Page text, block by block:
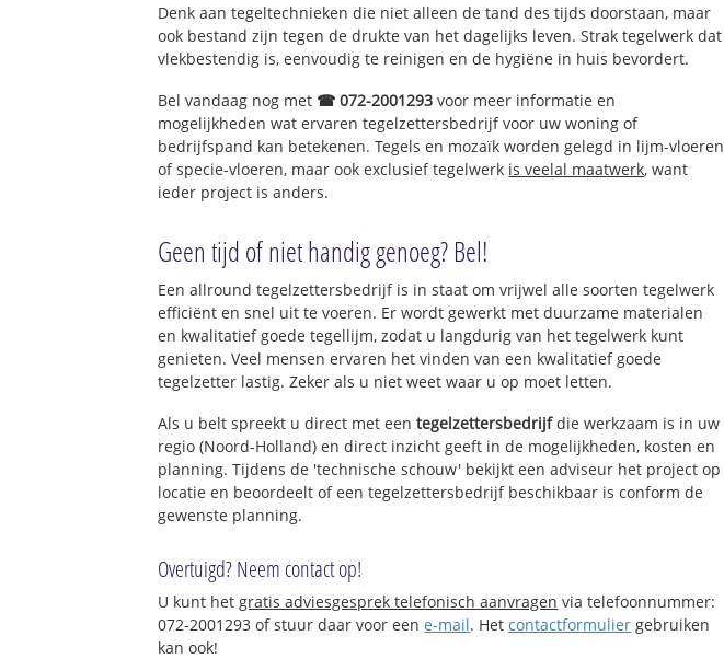
Denk aan tegeltechnieken die niet alleen de tand des tijds doorstaan, maar
ook bestand zijn tegen de drukte van het dagelijks leven. Strak tegelwerk dat
vlekbestendig is, eenvoudig te reinigen en de hygiëne in huis bevordert.
Bel vandaag nog met ☎ 072-2001293 voor meer informatie en
mogelijkheden wat ervaren tegelzettersbedrijf voor uw woning of
bedrijfspand kan betekenen. Tegels en mozaïk worden gelegd in lijm-vloeren
of specie-vloeren, maar ook exclusief tegelwerk is veelal maatwerk, want
ieder project is anders.
Geen tijd of niet handig genoeg? Bel!
Een allround tegelzettersbedrijf is in staat om vrijwel alle soorten tegelwerk
efficiënt en snel uit te voeren. Er wordt gewerkt met duurzame materialen
en kwalitatief goede tegellijm, zodat u langdurig van het tegelwerk kunt
genieten. Veel mensen ervaren het vinden van een kwalitatief goede
tegelzetter lastig. Zeker als u niet weet waar u op moet letten.
Als u belt spreekt u direct met eentegelzettersbedrijfdie werkzaam is in uw
regio (Noord-Holland) en direct inzicht geeft in de mogelijkheden, kosten en
planning. Tijdens de 'technische schouw' bekijkt een adviseur het project op
locatie en beoordeelt of een tegelzettersbedrijf beschikbaar is conform de
gewenste planning.
Overtuigd? Neem contact op!
U kunt hetgratis adviesgesprek telefonisch aanvragen via telefoonnummer:
072-2001293 of stuur daar voor eene-mail. Hetcontactformulier gebruiken
kan ook!